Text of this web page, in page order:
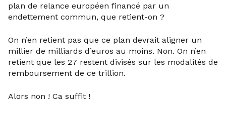
plan de relance européen financé par un
endettement commun, que retient-on ?
On n’en retient pas que ce plan devrait aligner un
millier de milliards d’euros au moins. Non. On n’en
retient que les 27 restent divisés sur les modalités de
remboursement de ce trillion.
Alors non ! Ca suffit !